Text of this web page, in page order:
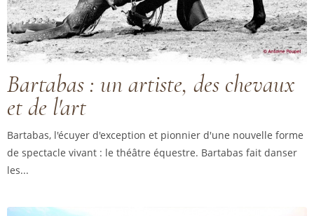
Bartabas : un artiste, des chevaux
et de l'art
Bartabas, l'écuyer d'exception et pionnier d'une nouvelle forme
de spectacle vivant : le théâtre équestre. Bartabas fait danser
les...